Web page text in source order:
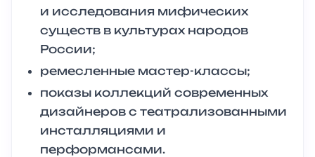
и исследования мифических
существ в культурах народов
России;
ремесленные мастер-классы;
показы коллекций современных
дизайнеров с театрализованными
инсталляциями и
перформансами.